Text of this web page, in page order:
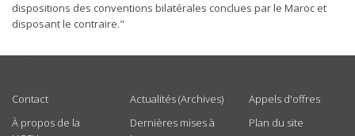
dispositions des conventions bilatérales conclues par le Maroc et
disposant le contraire."
Contact
À propos de la
Actualités (Archives)
Dernières mises à
Appels d'offres
Plan du site